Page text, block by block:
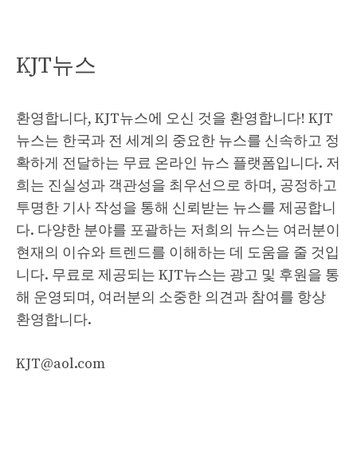
KJT뉴스
환영합니다, KJT뉴스에 오신 것을 환영합니다! KJT
뉴스는 한국과 전 세계의 중요한 뉴스를 신속하고 정
확하게 전달하는 무료 온라인 뉴스 플랫폼입니다. 저
희는 진실성과 객관성을 최우선으로 하며, 공정하고
투명한 기사 작성을 통해 신뢰받는 뉴스를 제공합니
다. 다양한 분야를 포괄하는 저희의 뉴스는 여러분이
현재의 이슈와 트렌드를 이해하는 데 도움을 줄 것입
니다. 무료로 제공되는 KJT뉴스는 광고 및 후원을 통
해 운영되며, 여러분의 소중한 의견과 참여를 항상
환영합니다.
KJT@aol.com